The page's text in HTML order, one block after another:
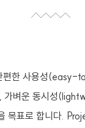
편한 사용성(easy-
벼운 동시성
목표로 합니다.